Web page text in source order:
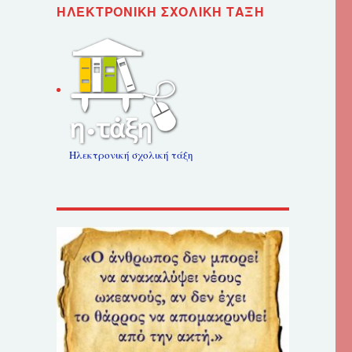
ΗΛΕΚΤΡΟΝΙΚΉ ΣΧΟΛΙΚΉ ΤΆΞΗ
Ηλεκτρονική σχολική τάξη